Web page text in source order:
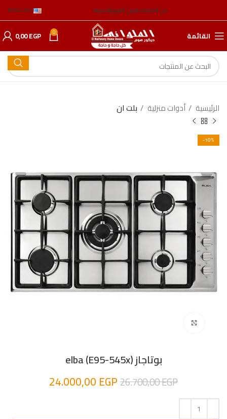
عن الشركةعناوين الفروعالمدونة ENGLISH
القائمة 0
0,00EGP
الرئيسية أدوات منزلية بلت ان
-10%
بوتاجاز elba (E95-545x)
26.700,00EGP
24.000,00 EGP